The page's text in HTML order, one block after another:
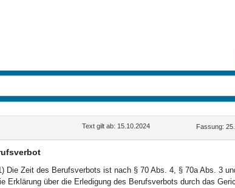
Text gilt ab: 15.10.2024 Fassung:
Die Zeit des Berufsverbots ist nach § 70 Abs. 4, § 70a Abs. 3
Erklärung über die Erledigung des Berufsverbots durch das